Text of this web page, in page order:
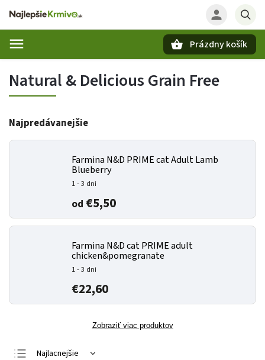
Prázdny košík
Natural & Delicious Grain Free
Najpredávanejšie
Farmina N&D PRIME cat Adult Lamb
Blueberry
1 - 3 dni
od €5,50
Farmina N&D cat PRIME adult
chicken&pomegranate
1 - 3 dni
€22,60
Zobraziť viac produktov
Najlacnejšie